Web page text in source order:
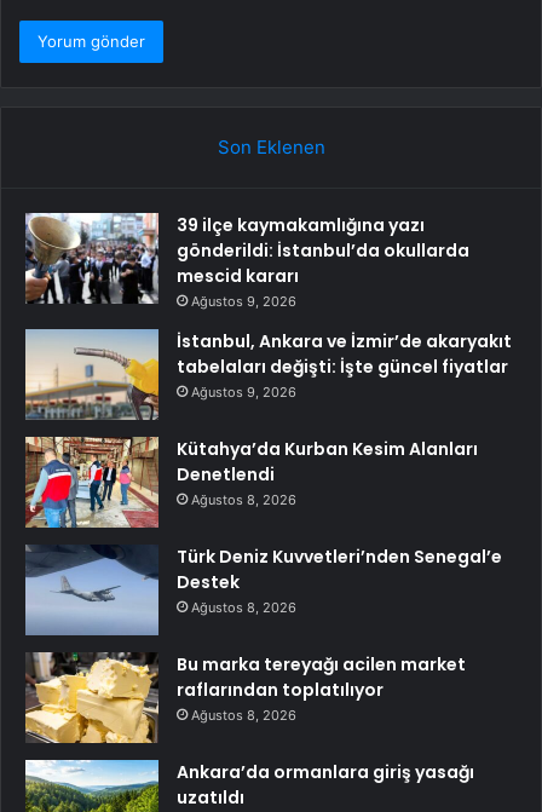
Son Eklenen
39 ilçe kaymakamlığına yazı
gönderildi: İstanbul’da okullarda
mescid kararı
Ağustos 9, 2026
İstanbul, Ankara ve İzmir’de akaryakıt
tabelaları değişti: İşte güncel fiyatlar
Ağustos 9, 2026
Kütahya’da Kurban Kesim Alanları
Denetlendi
Ağustos 8, 2026
Türk Deniz Kuvvetleri’nden Senegal’e
Destek
Ağustos 8, 2026
Bu marka tereyağı acilen market
raflarından toplatılıyor
Ağustos 8, 2026
Ankara’da ormanlara giriş yasağı
uzatıldı